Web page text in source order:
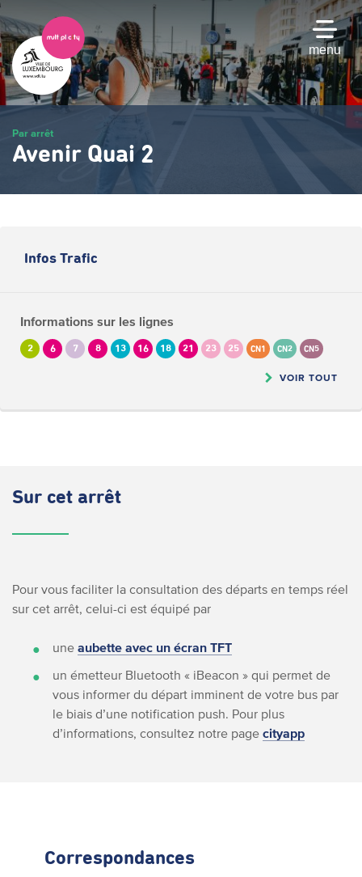
Passer
au
contenu
principal
menu
Par arrêt
Avenir Quai 2
Infos Trafic
Informations sur les lignes
2 6 7 8 13 16 18 21 23 25 CN1 CN2 CN5
VOIR TOUT
Sur cet arrêt
Pour vous faciliter la consultation des départs en temps réel
sur cet arrêt, celui-ci est équipé par
une aubette avec un écran TFT
un émetteur Bluetooth « iBeacon » qui permet de
vous informer du départ imminent de votre bus par
le biais d’une notification push. Pour plus
d’informations, consultez notre page cityapp
Correspondances